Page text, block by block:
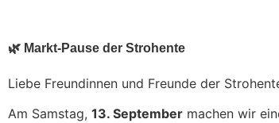
🌿 Markt-Pause der Strohente
Liebe Freundinnen und Freunde der
Am Samstag, 13. September machen wir